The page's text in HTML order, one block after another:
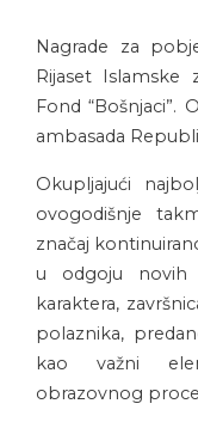
Nagrade za
Rijaset Islamske
Fond “Bošnjaci”.
ambasada
Okupljajući
ovogodišnje
značaj
u odgoju novih
karaktera,
polaznika,
kao važni
obrazovnog